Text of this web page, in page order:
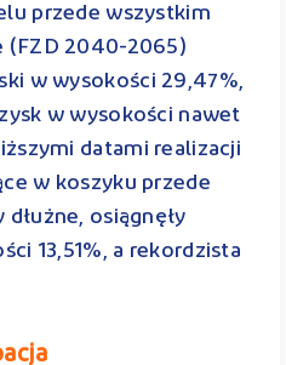
przede wszystkim
(FZD 2040-2065)
w wysokości 29,47%,
w wysokości nawet
datami realizacji
w koszyku przede
osiągnęły
13,51%, a rekordzista